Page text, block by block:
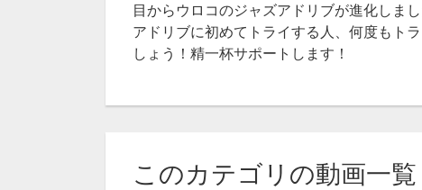
目からウロコのジャズアドリブが進化しま
アドリブに初めてトライする人、何度もト
しょう！精一杯サポートします！
このカテゴリの動画一覧